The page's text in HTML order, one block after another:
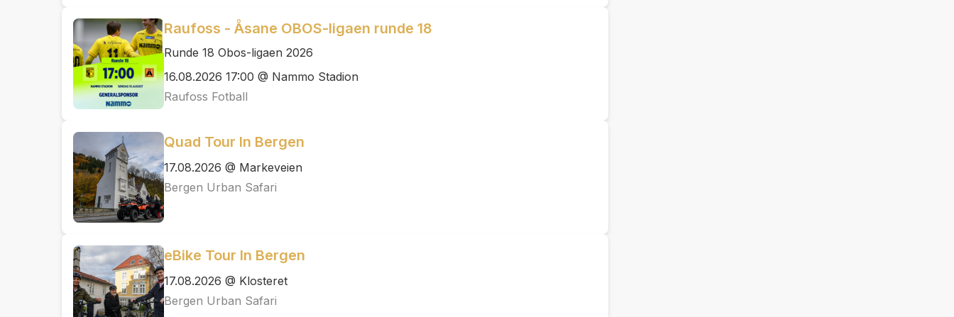
Raufoss - Åsane OBOS-ligaen runde 18
Runde 18 Obos-ligaen 2026
16.08.2026 17:00 @ Nammo Stadion
Raufoss Fotball
Quad Tour In Bergen
17.08.2026 @ Markeveien
Bergen Urban Safari
eBike Tour In Bergen
17.08.2026 @ Klosteret
Bergen Urban Safari